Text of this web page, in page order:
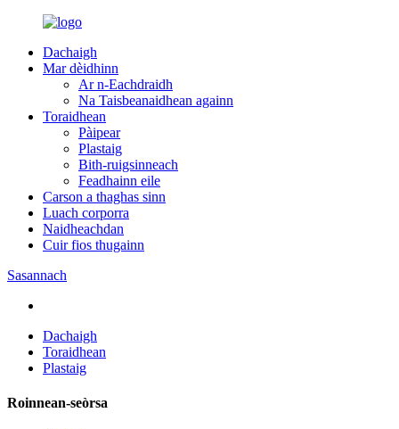
Dachaigh
Mar dèidhinn
Ar n-Eachdraidh
Na Taisbeanaidhean againn
Toraidhean
Pàipear
Plastaig
Bith-ruigsinneach
Feadhainn eile
Carson a thaghas sinn
Luach corporra
Naidheachdan
Cuir fios thugainn
Sasannach
Dachaigh
Toraidhean
Plastaig
Roinnean-seòrsa